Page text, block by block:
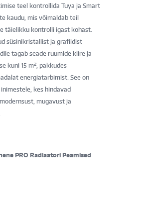
teel kontrollida Tuya ja Smart
kaudu, mis võimaldab teil
täielikku kontrolli igast kohast.
süsinikristallist ja grafiidist
tagab seade ruumide kiire ja
kuni 15 m², pakkudes
energiatarbimist. See on
kes hindavad
mugavust ja
PRO Radiaatori Peamised